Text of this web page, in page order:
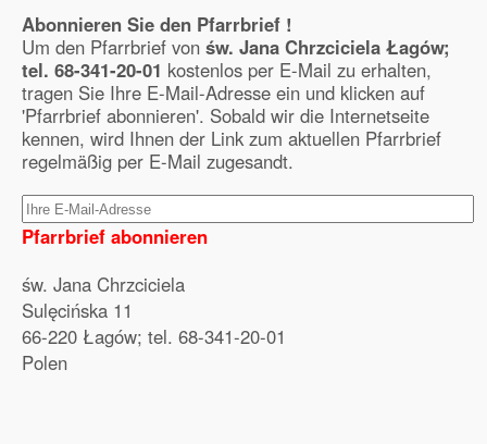
Abonnieren Sie den Pfarrbrief !
Um den Pfarrbrief von św. Jana Chrzciciela Łagów;
tel. 68-341-20-01 kostenlos per E-Mail zu erhalten,
tragen Sie Ihre E-Mail-Adresse ein und klicken auf
'Pfarrbrief abonnieren'. Sobald wir die Internetseite
kennen, wird Ihnen der Link zum aktuellen Pfarrbrief
regelmäßig per E-Mail zugesandt.
Pfarrbrief abonnieren
św. Jana Chrzciciela
Sulęcińska 11
66-220 Łagów; tel. 68-341-20-01
Polen